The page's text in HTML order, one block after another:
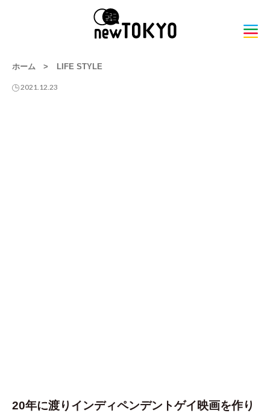
ホーム > LIFE STYLE
2021.12.23
20年に渡りインディペンデントゲイ映画を作り